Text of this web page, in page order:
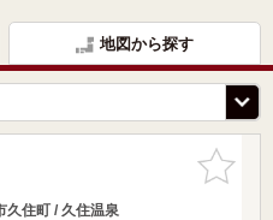
地図から探す
お気に入
りに追加
久住町 / 久住温泉